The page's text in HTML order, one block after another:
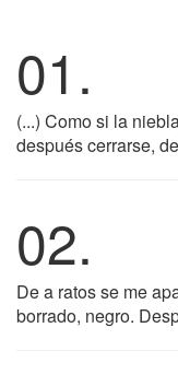
01.
(...) Como si la
después cerrarse,
02.
De a ratos se me
borrado, negro.